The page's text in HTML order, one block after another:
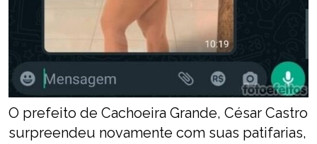
O prefeito de Cachoeira Grande, César Castro
surpreendeu novamente com suas patifarias,